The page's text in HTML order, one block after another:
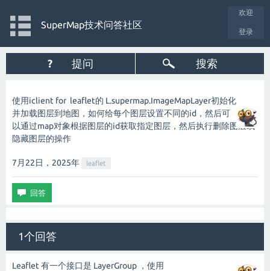
欢迎
登录
SuperMap技术问答社区
? 提问 搜索
使用iclient for leaflet的 L.supermap.ImageMapLayer初始化
并加载图层到地图，如何给每个图层设置不同的id，然后可
以通过map对象根据图层的id获取指定图层，然后执行删除图层或
隐藏图层的操作
7月22日，2025年 leaflet
1个回答
Leaflet 有一个接口是 LayerGroup ，使用